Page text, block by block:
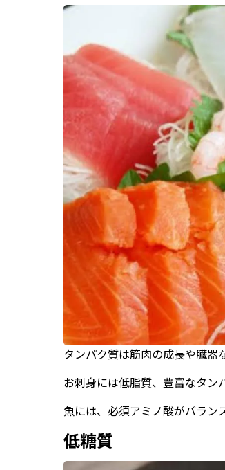
タンパク質は筋肉の成長や臓器
お刺身には低脂質、豊富なタン
魚には、必須アミノ酸がバラン
低糖質